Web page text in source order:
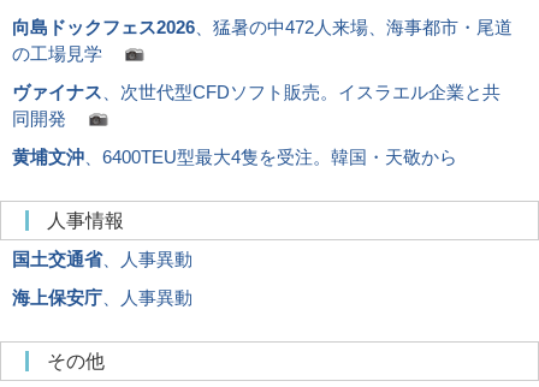
向島ドックフェス2026 、猛暑の中472人来場、海事都市・尾道
の工場見学
ヴァイナス 、次世代型CFDソフト販売。イスラエル企業と共
同開発
黄埔文沖 、6400TEU型最大4隻を受注。韓国・天敬から
人事情報
国土交通省、人事異動
海上保安庁 、人事異動
その他